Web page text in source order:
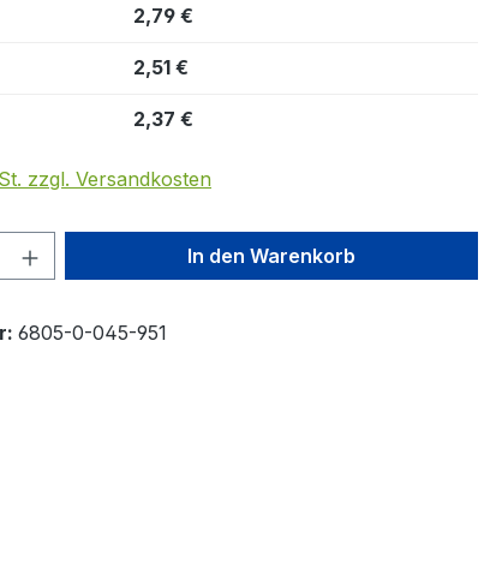
2,79 €
2,51 €
2,37 €
zzgl. Versandkosten
Gib den gewünschten Wert
In den Warenkorb
6805-0-045-951